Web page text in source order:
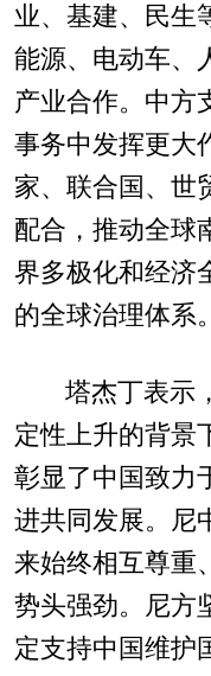
业、基建、民生
能源、电动车、
产业合作。中方
事务中发挥更大
家、联合国、世
配合，推动全球
界多极化和经济
的全球治理体系。
塔杰丁表示
定性上升的背景
彰显了中国致力
进共同发展。尼
来始终相互尊重
势头强劲。尼方
定支持中国维护